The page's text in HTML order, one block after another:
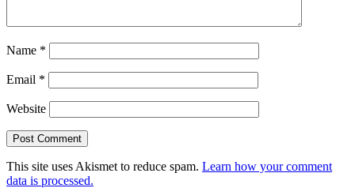
Name *
Email *
Website
This site uses Akismet to reduce spam. Learn how your comment
data is processed.